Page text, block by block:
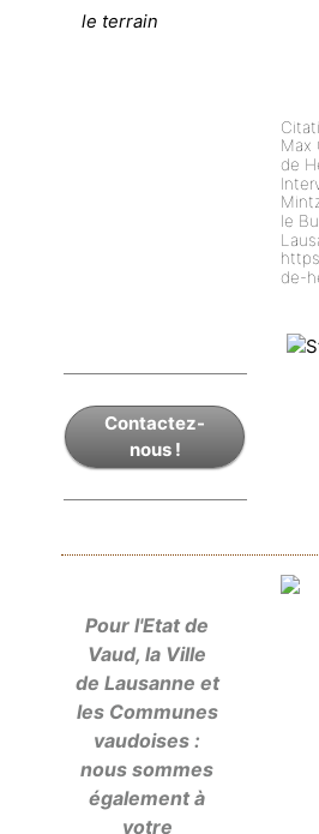
le terrain
Max
de
le
de-
Contactez-
nous !
Pour l'Etat de
Vaud, la Ville
de Lausanne et
les Communes
vaudoises :
nous sommes
également à
votre